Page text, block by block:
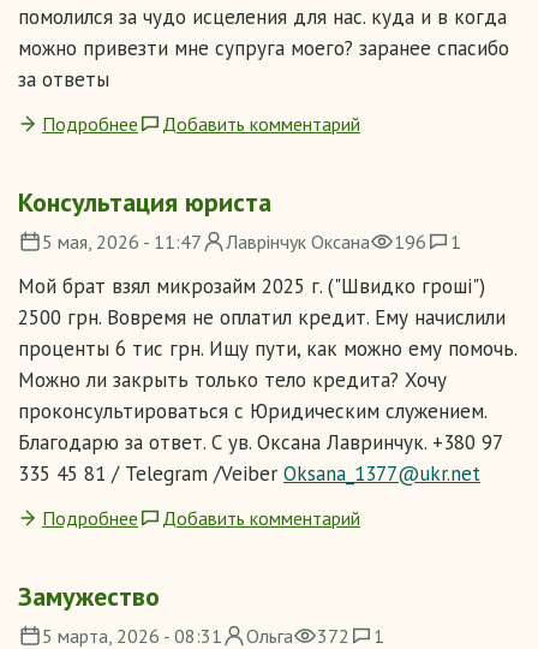
помолился за чудо исцеления для нас. куда и в когда
можно привезти мне супруга моего? заранее спасибо
за ответы
Подробнее Добавить комментарий
Консультация юриста
5 мая, 2026 - 11:47 Лаврiнчук Оксана 196 1
Мой брат взял микрозайм 2025 г. ("Швидко гроші")
2500 грн. Вовремя не оплатил кредит. Ему начислили
проценты 6 тис грн. Ищу пути, как можно ему помочь.
Можно ли закрыть только тело кредита? Хочу
проконсультироваться с Юридическим служением.
Благодарю за ответ. С ув. Оксана Лавринчук. +380 97
335 45 81 / Telegram /Veiber Oksana_1377@ukr.net
Подробнее Добавить комментарий
Замужество
5 марта, 2026 - 08:31 Ольга 372 1